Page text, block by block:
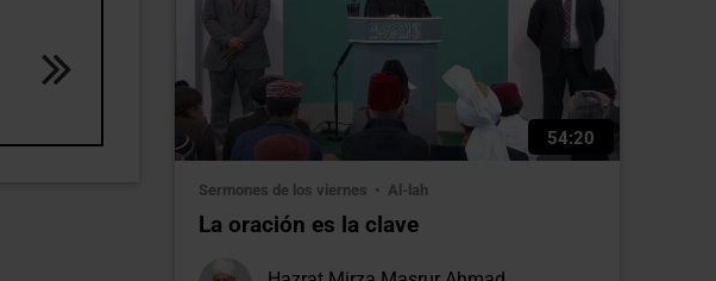
54:20
Sermones de los viernes Al-lah
La oración es la clave